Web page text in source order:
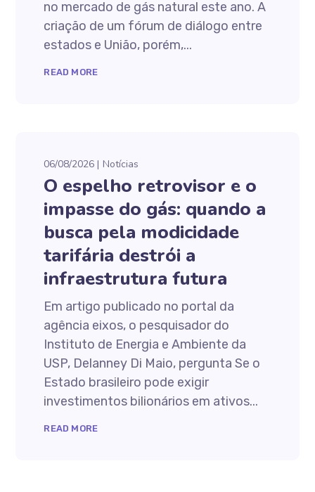
no mercado de gás natural este ano. A
criação de um fórum de diálogo entre
estados e União, porém,...
READ MORE
06/08/2026 Notícias
O espelho retrovisor e o
impasse do gás: quando a
busca pela modicidade
tarifária destrói a
infraestrutura futura
Em artigo publicado no portal da
agência eixos, o pesquisador do
Instituto de Energia e Ambiente da
USP, Delanney Di Maio, pergunta Se o
Estado brasileiro pode exigir
investimentos bilionários em ativos...
READ MORE